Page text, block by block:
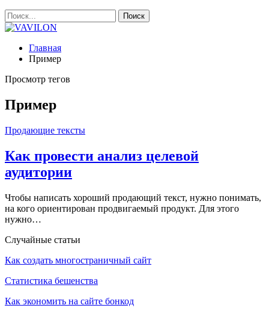
Главная
Пример
Просмотр тегов
Пример
Продающие тексты
Как провести анализ целевой
аудитории
Чтобы написать хороший продающий текст, нужно понимать,
на кого ориентирован продвигаемый продукт. Для этого
нужно…
Случайные статьи
Как создать многостраничный сайт
Статистика бешенства
Как экономить на сайте бонкод